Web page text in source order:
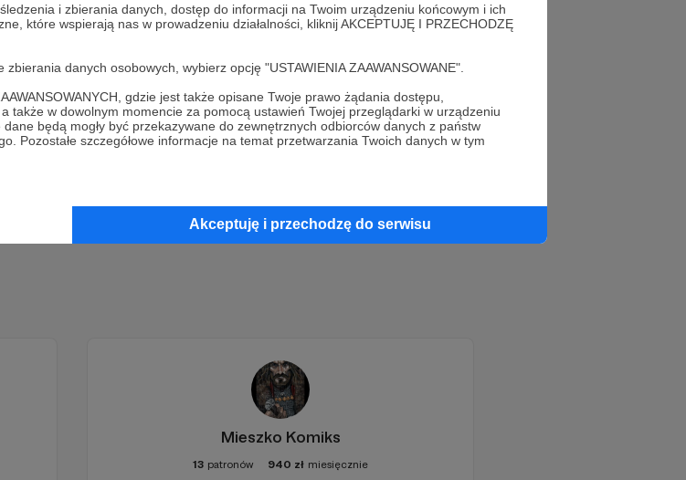
i zbierania danych, dostęp do informacji na Twoim urządzeniu końcowym i ich
które wspierają nas w prowadzeniu działalności, kliknij AKCEPTUJĘ I PRZECHODZĘ
danych osobowych, wybierz opcję "USTAWIENIA ZAAWANSOWANE".
gdzie jest także opisane Twoje prawo żądania dostępu,
także w dowolnym momencie za pomocą ustawień Twojej przeglądarki w urządzeniu
będą mogły być przekazywane do zewnętrznych odbiorców danych z państw
Pozostałe szczegółowe informacje na temat przetwarzania Twoich danych w tym
Akceptuję i przechodzę do serwisu
do grona Patronów!
AutoraMagazyn Kreskijuż teraz!
Mieszko Komiks
13 patronów 940 zł miesięcznie